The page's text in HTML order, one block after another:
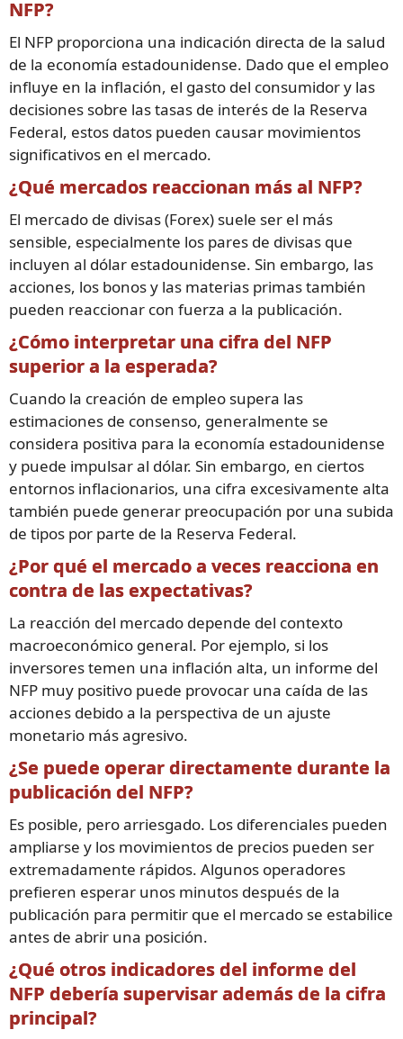
NFP?
El NFP proporciona una indicación directa de la salud
de la economía estadounidense. Dado que el empleo
influye en la inflación, el gasto del consumidor y las
decisiones sobre las tasas de interés de la Reserva
Federal, estos datos pueden causar movimientos
significativos en el mercado.
¿Qué mercados reaccionan más al NFP?
El mercado de divisas (Forex) suele ser el más
sensible, especialmente los pares de divisas que
incluyen al dólar estadounidense. Sin embargo, las
acciones, los bonos y las materias primas también
pueden reaccionar con fuerza a la publicación.
¿Cómo interpretar una cifra del NFP
superior a la esperada?
Cuando la creación de empleo supera las
estimaciones de consenso, generalmente se
considera positiva para la economía estadounidense
y puede impulsar al dólar. Sin embargo, en ciertos
entornos inflacionarios, una cifra excesivamente alta
también puede generar preocupación por una subida
de tipos por parte de la Reserva Federal.
¿Por qué el mercado a veces reacciona en
contra de las expectativas?
La reacción del mercado depende del contexto
macroeconómico general. Por ejemplo, si los
inversores temen una inflación alta, un informe del
NFP muy positivo puede provocar una caída de las
acciones debido a la perspectiva de un ajuste
monetario más agresivo.
¿Se puede operar directamente durante la
publicación del NFP?
Es posible, pero arriesgado. Los diferenciales pueden
ampliarse y los movimientos de precios pueden ser
extremadamente rápidos. Algunos operadores
prefieren esperar unos minutos después de la
publicación para permitir que el mercado se estabilice
antes de abrir una posición.
¿Qué otros indicadores del informe del
NFP debería supervisar además de la cifra
principal?